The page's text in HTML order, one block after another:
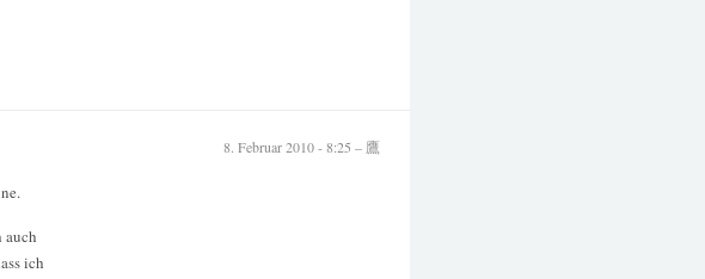
8. Februar 2010 - 8:25 – 鷹
auch
ich